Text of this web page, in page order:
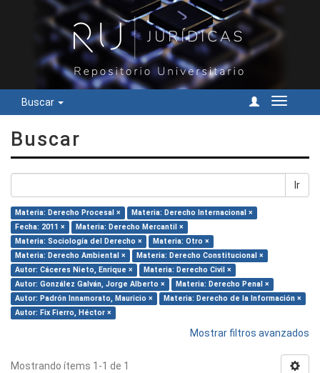
Buscar
Cambiar
Buscar
Ir
Materia: Derecho Procesal ×
Materia: Derecho Internacional ×
Fecha: 2011 ×
Materia: Derecho Mercantil ×
Materia: Sociología del Derecho ×
Materia: Otro ×
Materia: Derecho Ambiental ×
Materia: Derecho Constitucional ×
Autor: Cáceres Nieto, Enrique ×
Materia: Derecho Civil ×
Autor: González Galván, Jorge Alberto ×
Materia: Derecho Penal ×
Autor: Padrón Innamorato, Mauricio ×
Materia: Derecho de la Información ×
Autor: Fix Fierro, Héctor ×
Mostrar filtros avanzados
Mostrando ítems 1-1 de 1